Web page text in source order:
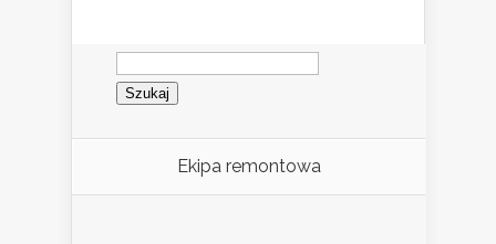
Szukaj:
Ekipa remontowa